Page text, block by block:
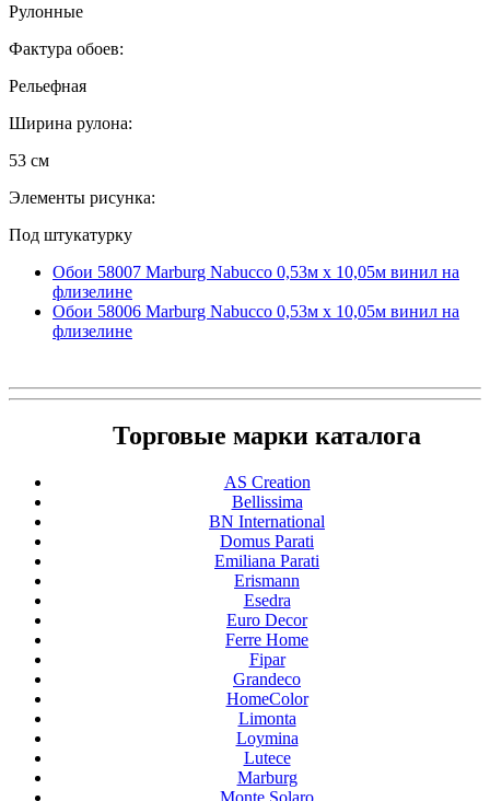
Рулонные
Фактура обоев:
Рельефная
Ширина рулона:
53 см
Элементы рисунка:
Под штукатурку
Обои 58007 Marburg Nabucco 0,53м x 10,05м винил на
флизелине
Обои 58006 Marburg Nabucco 0,53м x 10,05м винил на
флизелине
Торговые марки каталога
AS Creation
Bellissima
BN International
Domus Parati
Emiliana Parati
Erismann
Esedra
Euro Decor
Ferre Home
Fipar
Grandeco
HomeColor
Limonta
Loymina
Lutece
Marburg